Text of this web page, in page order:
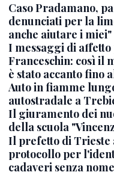
Caso Pradamano,
denunciati per la
anche aiutare i miei"
I messaggi di
Franceschin: così il
è stato accanto fino
Auto in fiamme
autostradale a
Il giuramento dei
della scuola
Il prefetto di Trieste
protocollo per
cadaveri senza nome